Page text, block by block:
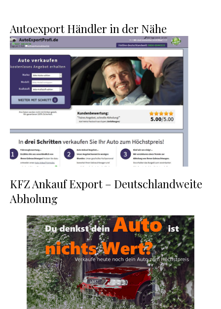
Autoexport Händler in der Nähe
KFZ Ankauf Export – Deutschlandweite
Abholung